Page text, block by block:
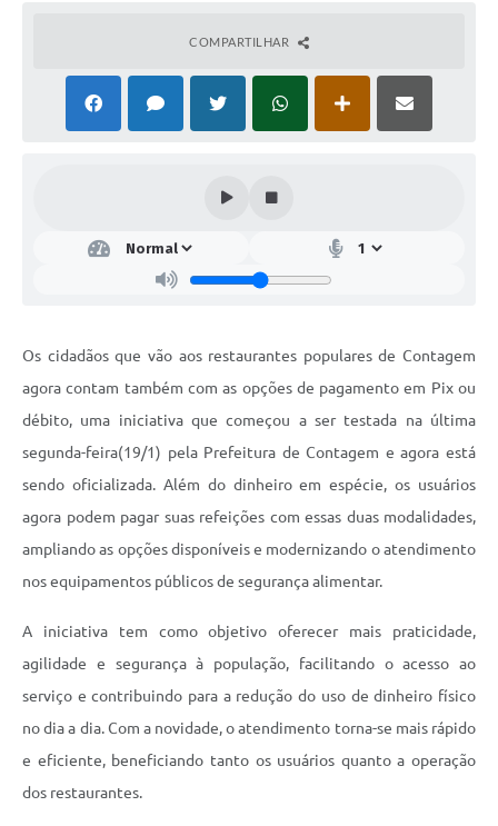
COMPARTILHAR
Os cidadãos que vão aos restaurantes populares de Contagem
agora contam também com as opções de pagamento em Pix ou
débito, uma iniciativa que começou a ser testada na última
segunda-feira(19/1) pela Prefeitura de Contagem e agora está
sendo oficializada. Além do dinheiro em espécie, os usuários
agora podem pagar suas refeições com essas duas modalidades,
ampliando as opções disponíveis e modernizando o atendimento
nos equipamentos públicos de segurança alimentar.
A iniciativa tem como objetivo oferecer mais praticidade,
agilidade e segurança à população, facilitando o acesso ao
serviço e contribuindo para a redução do uso de dinheiro físico
no dia a dia. Com a novidade, o atendimento torna-se mais rápido
e eficiente, beneficiando tanto os usuários quanto a operação
dos restaurantes.